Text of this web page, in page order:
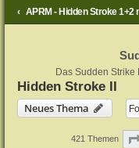
APRM - Hidden Stroke 1+2
Das Sudden Strike
Hidden Stroke II
Neues Thema
421 Themen